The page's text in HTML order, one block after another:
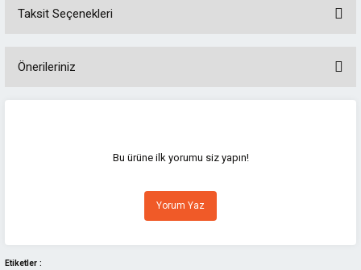
Taksit Seçenekleri
Önerileriniz
Görüş ve önerileriniz için teşekkür ederiz.
Ürün resmi kalitesiz, bozuk veya görüntülenemiyor.
Ürün açıklamasında eksik bilgiler bulunuyor.
Ürün fiyatı diğer sitelerden daha pahalı.
Bu ürüne ilk yorumu siz yapın!
Yorum Yaz
Etiketler :